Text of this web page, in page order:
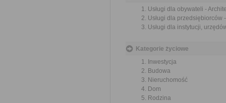
Usługi dla obywateli -
Usługi dla
Usługi dla instytucji,
Kategorie życiowe
Inwestycja
Budowa
Nieruchomość
Dom
Rodzina